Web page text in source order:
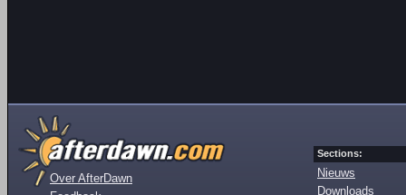
Over AfterDawn
Sections:
Nieuws
Downloads